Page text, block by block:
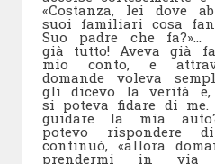
«Costanza, lei dove
suoi familiari cosa
Suo padre che fa?»…
già tutto! Aveva già
mio conto, e
domande voleva
gli dicevo la verità e,
si poteva fidare di me.
guidare la mia
potevo rispondere
continuò, «allora
prendermi in via